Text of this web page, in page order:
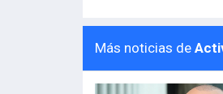
Más noticias de